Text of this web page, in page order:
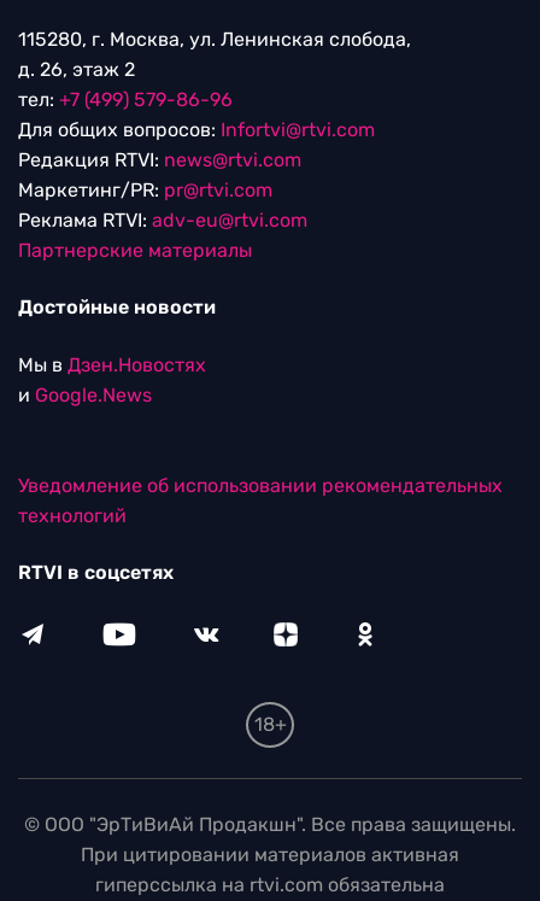
115280, г. Москва, ул. Ленинская слобода,
д. 26, этаж 2
тел: +7 (499) 579-86-96
Для общих вопросов: Infortvi@rtvi.com
Редакция RTVI: news@rtvi.com
Маркетинг/PR: pr@rtvi.com
Реклама RTVI: adv-eu@rtvi.com
Партнерские материалы
Достойные новости
Мы в Дзен.Новостях
и Google.News
Уведомление об использовании рекомендательных
технологий
RTVI в соцсетях
18+
© ООО "ЭрТиВиАй Продакшн". Все права защищены.
При цитировании материалов активная
гиперссылка на rtvi.com обязательна